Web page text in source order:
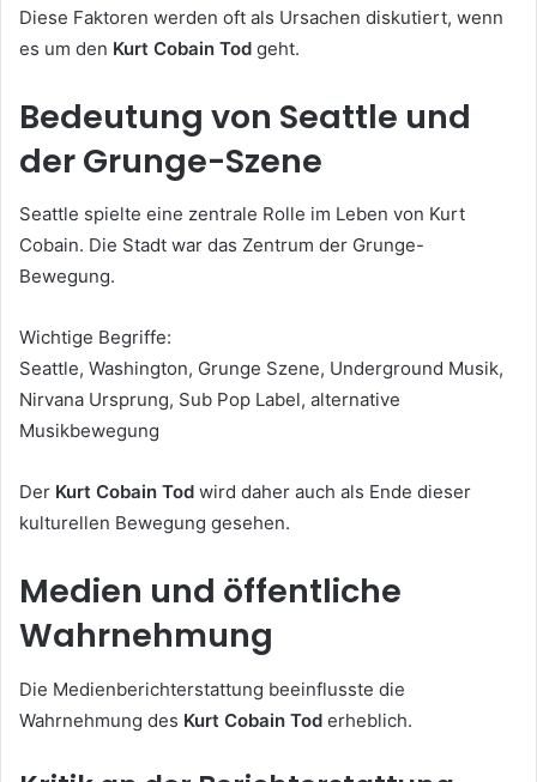
Diese Faktoren werden oft als Ursachen diskutiert, wenn
es um den Kurt Cobain Tod geht.
Bedeutung von Seattle und
der Grunge-Szene
Seattle spielte eine zentrale Rolle im Leben von Kurt
Cobain. Die Stadt war das Zentrum der Grunge-
Bewegung.
Wichtige Begriffe:
Seattle, Washington, Grunge Szene, Underground Musik,
Nirvana Ursprung, Sub Pop Label, alternative
Musikbewegung
Der Kurt Cobain Tod wird daher auch als Ende dieser
kulturellen Bewegung gesehen.
Medien und öffentliche
Wahrnehmung
Die Medienberichterstattung beeinflusste die
Wahrnehmung des Kurt Cobain Tod erheblich.